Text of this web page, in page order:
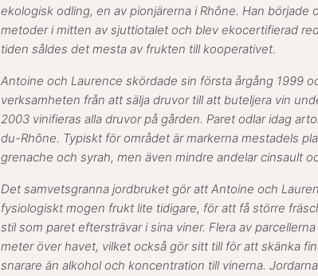
ekologisk odling, en av pionjärerna i Rhône. Han började
metoder i mitten av sjuttiotalet och blev ekocertifierad
tiden såldes det mesta av frukten till kooperativet.
Antoine och Laurence skördade sin första årgång 1999
verksamheten från att sälja druvor till att buteljera vin
2003 vinifieras alla druvor på gården. Paret odlar idag
du-Rhône. Typiskt för området är markerna mestadels
grenache och syrah, men även mindre andelar cinsault
Det samvetsgranna jordbruket gör att Antoine och
fysiologiskt mogen frukt lite tidigare, för att få större
stil som paret eftersträvar i sina viner. Flera av
meter över havet, vilket också gör sitt till för att skänka
snarare än alkohol och koncentration till vinerna.